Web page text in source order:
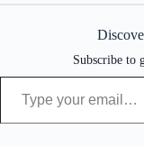
Subscribe to
Type your email…